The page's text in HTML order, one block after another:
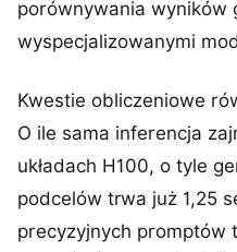
porównywania wyników
wyspecjalizowanymi
Kwestie obliczeniowe
O ile sama inferencja
układach H100, o tyle
podcelów trwa już 1,25
precyzyjnych promptów